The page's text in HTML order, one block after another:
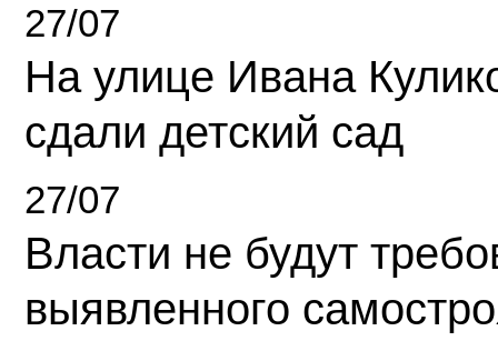
27/07
На улице Ивана
сдали детский сад
27/07
Власти не будут
выявленного